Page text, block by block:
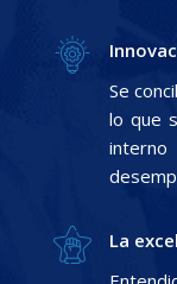
Se
lo que
La